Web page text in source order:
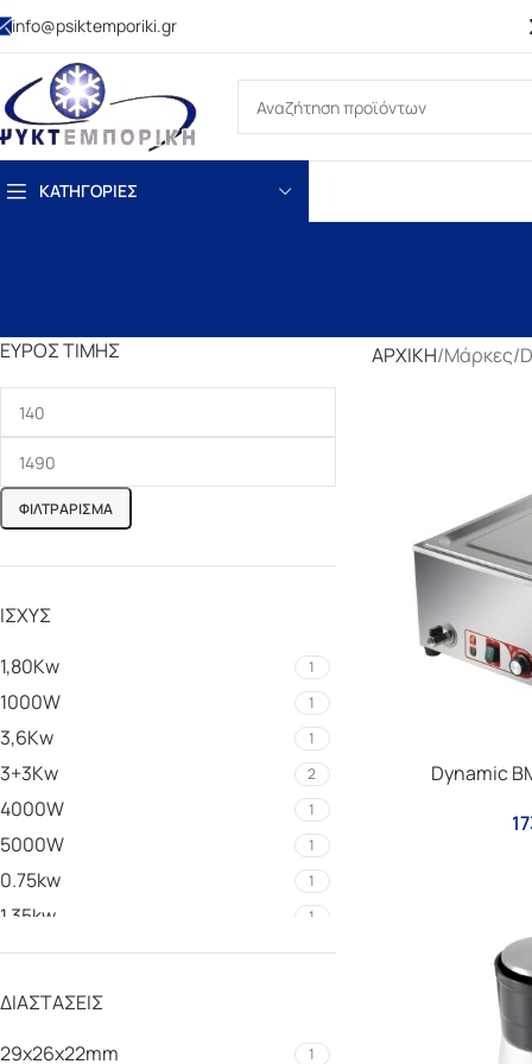
info@psiktemporiki.gr
ΚΑΤΗΓΟΡΙΕΣ
ΕΎΡΟΣ ΤΙΜΉΣ
ΦΙΛΤΡΆΡΙΣΜΑ
ΙΣΧΎΣ
1,80Kw
1
1000W 1
3,6Kw 1
3+3Kw 2
4000W 1
5000W 1
0.75kw 1
1.35kw 1
1.5hp/ 1100W 1
3kw 1
ΔΙΑΣΤΆΣΕΙΣ
29x26x22mm
1
ΑΡΧΙΚΗ Μάρκες
Dynamic